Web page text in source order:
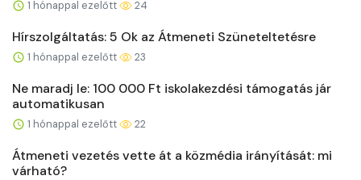
1 hónappal ezelőtt 24
Hírszolgáltatás: 5 Ok az Átmeneti Szüneteltetésre
1 hónappal ezelőtt 23
Ne maradj le: 100 000 Ft iskolakezdési támogatás jár
automatikusan
1 hónappal ezelőtt 22
Átmeneti vezetés vette át a közmédia irányítását: mi
várható?